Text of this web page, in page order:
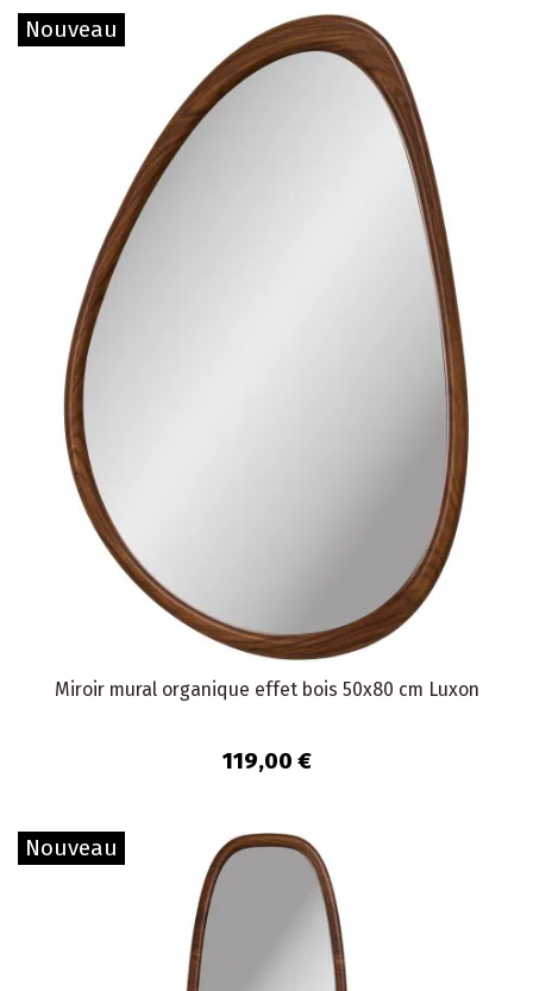
Nouveau
Miroir mural organique effet bois 50x80 cm Luxon
119,00 €
Nouveau